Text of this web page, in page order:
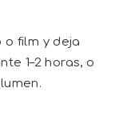
o film y deja
1–2 horas, o